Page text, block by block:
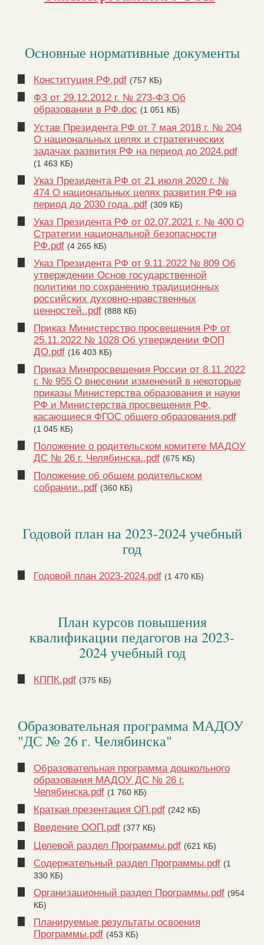
Основные нормативные документы
Конституция РФ.pdf (757 КБ)
ФЗ от 29.12.2012 г. № 273-ФЗ Об
образовании в РФ.doc (1 051 КБ)
Устав Президента РФ от 7 мая 2018 г. № 204
О национальных целях и стратегических
задачах развития РФ на период до 2024.pdf
(1 463 КБ)
Указ Президента РФ от 21 июля 2020 г. №
474 О национальных целях развития РФ на
период до 2030 года..pdf (309 КБ)
Указ Президента РФ от 02.07.2021 г. № 400 О
Стратегии национальной безопасности
РФ.pdf (4 265 КБ)
Указ Президента РФ от 9.11.2022 № 809 Об
утверждении Основ государственной
политики по сохранению традиционных
российских духовно-нравственных
ценностей..pdf (888 КБ)
Приказ Министерство просвещения РФ от
25.11.2022 № 1028 Об утверждении ФОП
ДО.pdf (16 403 КБ)
Приказ Минпросвещения России от 8.11.2022
г. № 955 О внесении изменений в некоторые
приказы Министерства образования и науки
РФ и Министерства просвещения РФ,
касающиеся ФГОС общего образования.pdf
(1 045 КБ)
Положение о родительском комитете МАДОУ
ДС № 26 г. Челябинска..pdf (675 КБ)
Положение об общем родительском
собрании..pdf (360 КБ)
Годовой план на 2023-2024 учебный
год
Годовой план 2023-2024.pdf (1 470 КБ)
План курсов повышения
квалификации педагогов на 2023-
2024 учебный год
КППК.pdf (375 КБ)
Образовательная программа МАДОУ
"ДС № 26 г. Челябинска"
Образовательная программа дошкольного
образования МАДОУ ДС № 26 г.
Челябинска.pdf (1 760 КБ)
Краткая презентация ОП.pdf (242 КБ)
Введение ООП.pdf (377 КБ)
Целевой раздел Программы.pdf (621 КБ)
Содержательный раздел Программы.pdf (1
330 КБ)
Организационный раздел Программы.pdf (954
КБ)
Планируемые результаты освоения
Программы.pdf (453 КБ)